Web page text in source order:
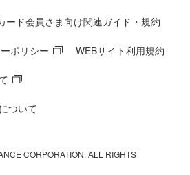
ード会員さま向け関連ガイド・規約
ポリシー WEBサイト利用規約
ついて
CORPORATION. ALL RIGHTS